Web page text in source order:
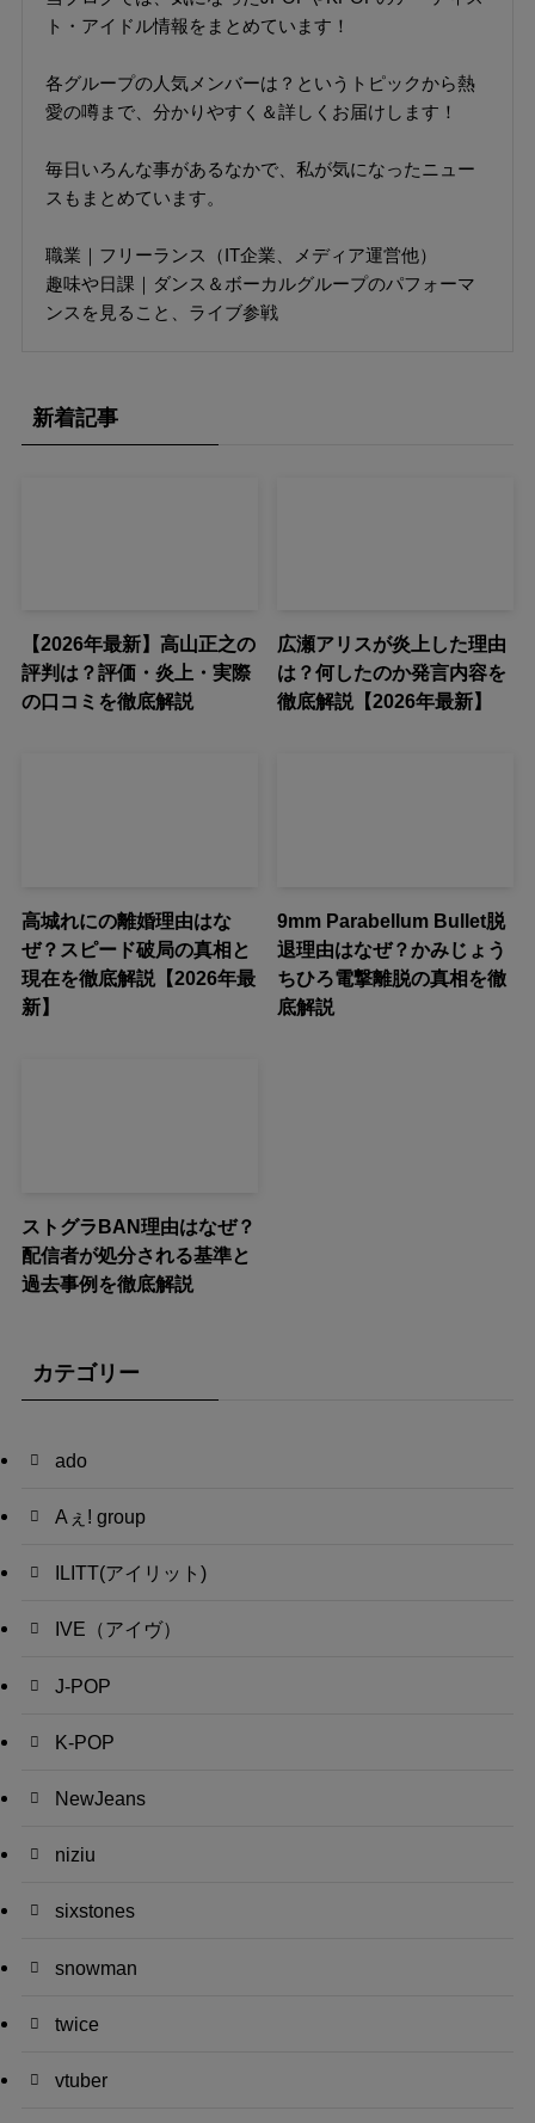
ト・アイドル情報をまとめています！
各グループの人気メンバーは？というトピックから熱
愛の噂まで、分かりやすく＆詳しくお届けします！
毎日いろんな事があるなかで、私が気になったニュー
スもまとめています。
職業｜フリーランス（IT企業、メディア運営他）
趣味や日課｜ダンス＆ボーカルグループのパフォーマ
ンスを見ること、ライブ参戦
新着記事
【2026年最新】高山正之の
評判は？評価・炎上・実際
の口コミを徹底解説
広瀬アリスが炎上した理由
は？何したのか発言内容を
徹底解説【2026年最新】
高城れにの離婚理由はな
ぜ？スピード破局の真相と
現在を徹底解説【2026年最
新】
9mm Parabellum Bullet脱
退理由はなぜ？かみじょう
ちひろ電撃離脱の真相を徹
底解説
ストグラBAN理由はなぜ？
配信者が処分される基準と
過去事例を徹底解説
カテゴリー
ado
Aぇ! group
ILITT(アイリット)
IVE（アイヴ）
J-POP
K-POP
NewJeans
niziu
sixstones
snowman
twice
vtuber